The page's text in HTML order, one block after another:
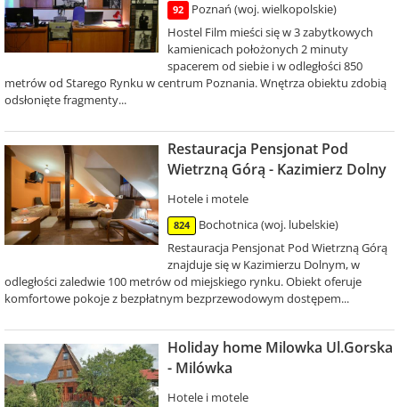
92
Poznań (woj. wielkopolskie)
Hostel Film mieści się w 3 zabytkowych
kamienicach położonych 2 minuty
spacerem od siebie i w odległości 850
metrów od Starego Rynku w centrum Poznania. Wnętrza obiektu zdobią
odsłonięte fragmenty...
Restauracja Pensjonat Pod
Wietrzną Górą - Kazimierz Dolny
Hotele i motele
824
Bochotnica (woj. lubelskie)
Restauracja Pensjonat Pod Wietrzną Górą
znajduje się w Kazimierzu Dolnym, w
odległości zaledwie 100 metrów od miejskiego rynku. Obiekt oferuje
komfortowe pokoje z bezpłatnym bezprzewodowym dostępem...
Holiday home Milowka Ul.Gorska
- Milówka
Hotele i motele